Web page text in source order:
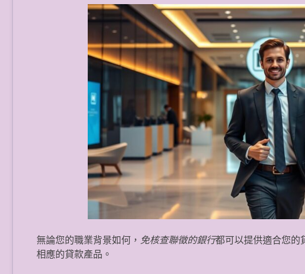
無論您的職業背景如何， 免核查聯徵的銀行都可以提供適合您的
相應的貸款產品。